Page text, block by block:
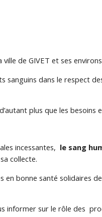
de GIVET et ses
dans le respect
plus que les
incessantes, le sang
collecte.
en bonne santé solidaires
sur le rôle des